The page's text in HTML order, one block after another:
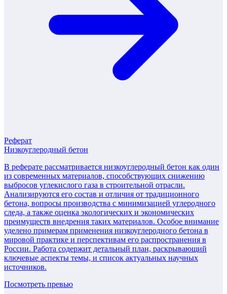
Реферат
Низкоуглеродный бетон
В реферате рассматривается низкоуглеродный бетон как один
из современных материалов, способствующих снижению
выбросов углекислого газа в строительной отрасли.
Анализируются его состав и отличия от традиционного
бетона, вопросы производства с минимизацией углеродного
следа, а также оценка экологических и экономических
преимуществ внедрения таких материалов. Особое внимание
уделено примерам применения низкоуглеродного бетона в
мировой практике и перспективам его распространения в
России. Работа содержит детальный план, раскрывающий
ключевые аспекты темы, и список актуальных научных
источников.
Посмотреть превью